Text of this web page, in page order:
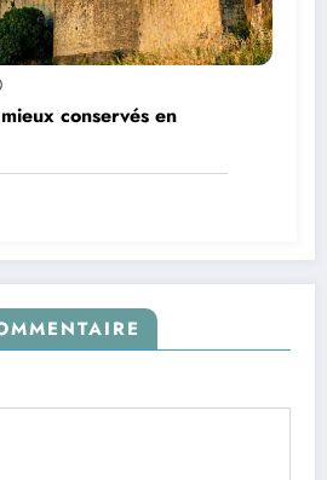
conservés en